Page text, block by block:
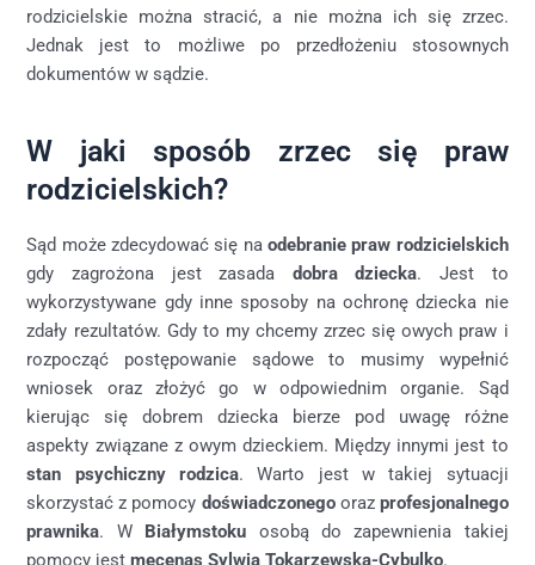
rodzicielskie można stracić, a nie można ich się zrzec.
Jednak jest to możliwe po przedłożeniu stosownych
dokumentów w sądzie.
W jaki sposób zrzec się praw
rodzicielskich?
Sąd może zdecydować się na odebranie praw rodzicielskich
gdy zagrożona jest zasada dobra dziecka. Jest to
wykorzystywane gdy inne sposoby na ochronę dziecka nie
zdały rezultatów. Gdy to my chcemy zrzec się owych praw i
rozpocząć postępowanie sądowe to musimy wypełnić
wniosek oraz złożyć go w odpowiednim organie. Sąd
kierując się dobrem dziecka bierze pod uwagę różne
aspekty związane z owym dzieckiem. Między innymi jest to
stan psychiczny rodzica. Warto jest w takiej sytuacji
skorzystać z pomocy doświadczonegooraz profesjonalnego
prawnika. W Białymstoku osobą do zapewnienia takiej
pomocy jestmecenas Sylwia Tokarzewska-Cybulko.